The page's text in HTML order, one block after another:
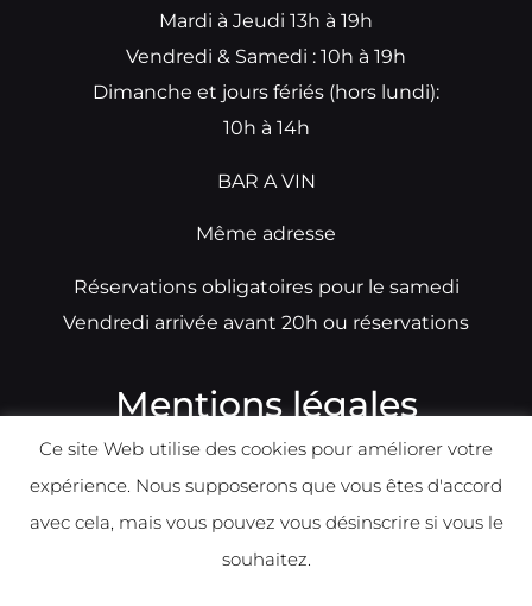
Mardi à Jeudi 13h à 19h
Vendredi & Samedi : 10h à 19h
Dimanche et jours fériés (hors lundi):
10h à 14h
BAR A VIN
Même adresse
Réservations obligatoires pour le samedi
Vendredi arrivée avant 20h ou réservations
Mentions légales
Ce site Web utilise des cookies pour améliorer votre
expérience. Nous supposerons que vous êtes d'accord
avec cela, mais vous pouvez vous désinscrire si vous le
souhaitez.